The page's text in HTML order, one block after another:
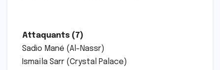
Attaquants (7)
Sadio Mané (Al-Nassr)
Ismaïla Sarr (Crystal Palace)